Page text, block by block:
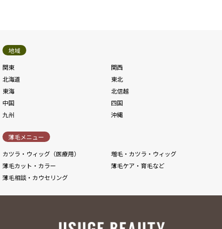
地域
関東
関西
北海道
東北
東海
北信越
中国
四国
九州
沖縄
薄毛メニュー
カツラ・ウィッグ（医療用）
増毛・カツラ・ウィッグ
薄毛カット・カラー
薄毛ケア・育毛など
薄毛相談・カウセリング